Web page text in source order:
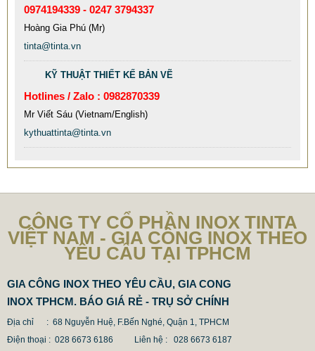
BAY TẠI TPHCM THƯƠNG HIỆU TINTA
9.577.900 VNĐ
0974194339 - 0247 3794337
Hoàng Gia Phú (Mr)
tinta@tinta.vn
KỸ THUẬT THIẾT KẾ BẢN VẼ
Hotlines / Zalo : 0982870339
Mr Viết Sáu (Vietnam/English)
kythuattinta@tinta.vn
CÔNG TY CỔ PHẦN INOX TINTA
VIỆT NAM - GIA CÔNG INOX THEO
YÊU CẦU TẠI TPHCM
GIA CÔNG INOX THEO YÊU CẦU, GIA CONG
INOX TPHCM. BÁO GIÁ RẺ - TRỤ SỞ CHÍNH
Địa chỉ : 68 Nguyễn Huệ, F.Bến Nghé, Quận 1, TPHCM
Điện thoại : 028 6673 6186
Liên hệ : 028 6673 6187